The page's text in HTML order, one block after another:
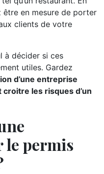
en mesure de porter
clients de votre
à décider si ces
utiles. Gardez
d’une entreprise
les risques d’un
permis